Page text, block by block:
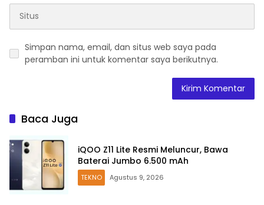
Simpan nama, email, dan situs web saya pada
peramban ini untuk komentar saya berikutnya.
Baca Juga
iQOO Z11 Lite Resmi Meluncur, Bawa
Baterai Jumbo 6.500 mAh
TEKNO Agustus 9, 2026